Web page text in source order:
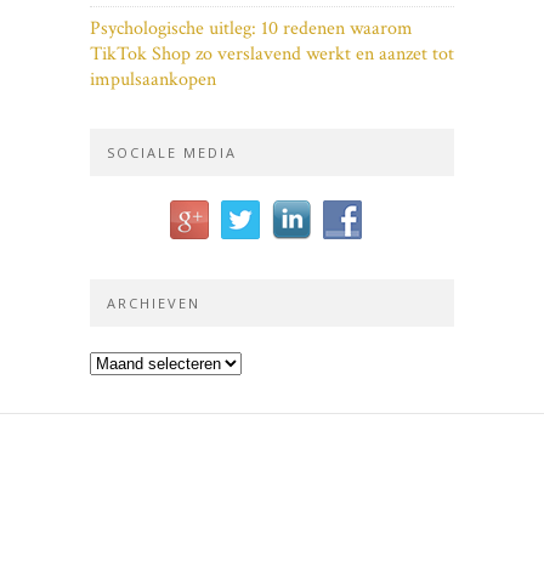
Psychologische uitleg: 10 redenen waarom
TikTok Shop zo verslavend werkt en aanzet tot
impulsaankopen
SOCIALE MEDIA
ARCHIEVEN
Archieven